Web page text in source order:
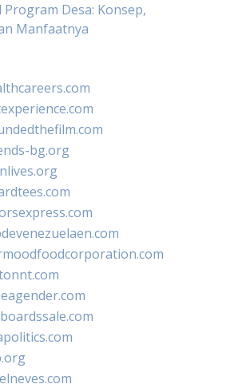
Desa: Konsep,
Manfaatnya
bg.org